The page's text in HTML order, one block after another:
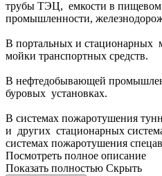
трубы ТЭЦ, емкости в пищевом
промышленности,
В портальных и стационарных
мойки транспортных средств.
В нефтедобывающей
буровых установках.
В системах пожаротушения
и других стационарных
системах пожаротушения
Посмотреть полное описание
Показать полностью Скрыть